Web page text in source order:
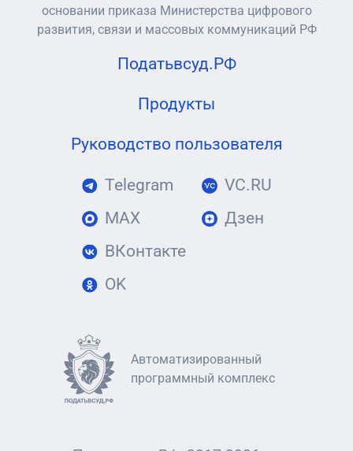
основании приказа Министерства цифрового
развития, связи и массовых коммуникаций РФ
Податьвсуд.РФ
Продукты
Руководство пользователя
Telegram
MAX
ВКонтакте
OK
VC.RU
Дзен
Автоматизированный
программный комплекс